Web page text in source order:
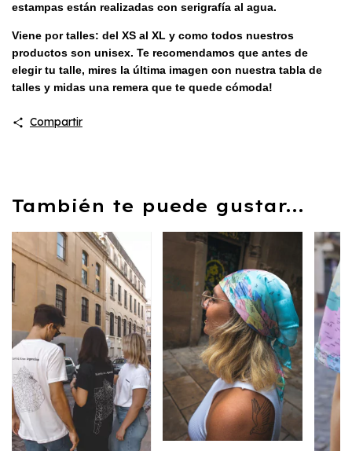
estampas están realizadas con serigrafía al agua.
Viene por talles: del XS al XL y como todos nuestros
productos son unisex. Te recomendamos que antes de
elegir tu talle, mires la última imagen con nuestra tabla de
talles y midas una remera que te quede cómoda!
Compartir
También te puede gustar...